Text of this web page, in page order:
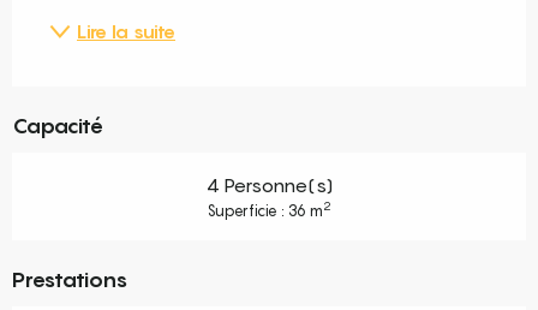
Lire la suite
Capacité
4 Personne(s)
Superficie : 36 m2
Prestations